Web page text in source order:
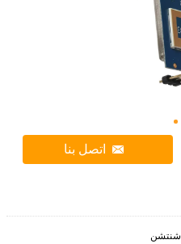
اتصل بنا
شنتشن